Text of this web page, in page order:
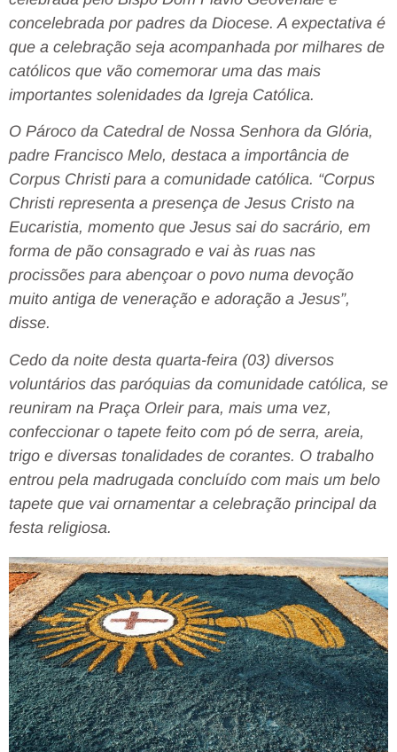
concelebrada por padres da Diocese. A expectativa é
que a celebração seja acompanhada por milhares de
católicos que vão comemorar uma das mais
importantes solenidades da Igreja Católica.
O Pároco da Catedral de Nossa Senhora da Glória,
padre Francisco Melo, destaca a importância de
Corpus Christi para a comunidade católica. “Corpus
Christi representa a presença de Jesus Cristo na
Eucaristia, momento que Jesus sai do sacrário, em
forma de pão consagrado e vai às ruas nas
procissões para abençoar o povo numa devoção
muito antiga de veneração e adoração a Jesus”,
disse.
Cedo da noite desta quarta-feira (03) diversos
voluntários das paróquias da comunidade católica, se
reuniram na Praça Orleir para, mais uma vez,
confeccionar o tapete feito com pó de serra, areia,
trigo e diversas tonalidades de corantes. O trabalho
entrou pela madrugada concluído com mais um belo
tapete que vai ornamentar a celebração principal da
festa religiosa.
Tocador
de
vídeo